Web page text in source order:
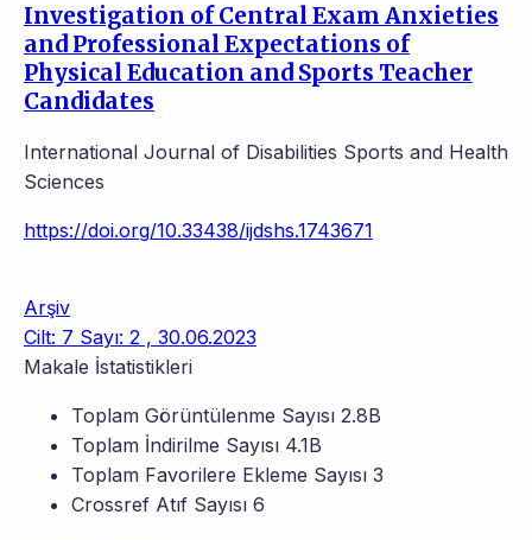
Investigation of Central Exam Anxieties
and Professional Expectations of
Physical Education and Sports Teacher
Candidates
International Journal of Disabilities Sports and Health
Sciences
https://doi.org/10.33438/ijdshs.1743671
Arşiv
Cilt: 7 Sayı: 2 , 30.06.2023
Makale İstatistikleri
Toplam Görüntülenme Sayısı 2.8B
Toplam İndirilme Sayısı 4.1B
Toplam Favorilere Ekleme Sayısı 3
Crossref Atıf Sayısı 6